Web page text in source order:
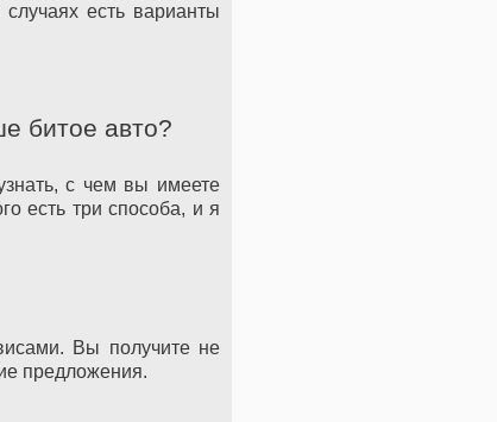
есть варианты
битое авто?
с чем вы имеете
есть три способа, и я
Вы получите не
предложения.